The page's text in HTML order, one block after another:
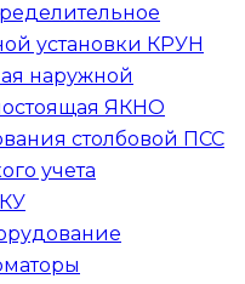
установки КРУН
наружной
ЯКНО
столбовой ПСС
учета